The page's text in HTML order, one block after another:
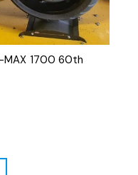
MAX 1700 60th